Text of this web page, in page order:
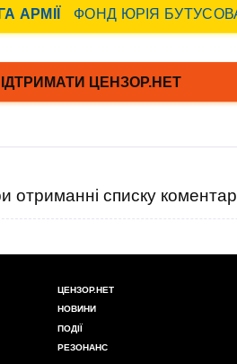
отриманні списку
ЦЕНЗОР.НЕТ
НОВИНИ
ПОДІЇ
РЕЗОНАНС